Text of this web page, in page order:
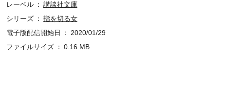
レーベル
講談社文庫
シリーズ
指を切る女
電子版配信開始日
2020/01/29
ファイルサイズ
0.16 MB